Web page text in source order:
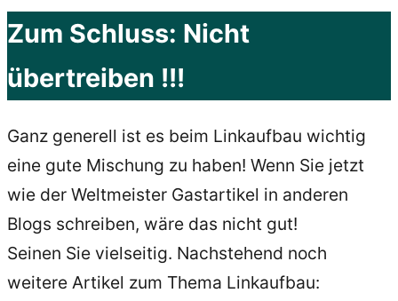
Zum Schluss: Nicht
übertreiben !!!
Ganz generell ist es beim Linkaufbau wichtig
eine gute Mischung zu haben! Wenn Sie jetzt
wie der Weltmeister Gastartikel in anderen
Blogs schreiben, wäre das nicht gut!
Seinen Sie vielseitig. Nachstehend noch
weitere Artikel zum Thema Linkaufbau: